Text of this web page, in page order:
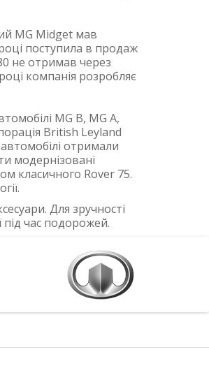
MG Midget мав
поступила в продаж
не отримав через
компанія розробляє
MG B, MG A,
British Leyland
отримали
модернізовані
класичного Rover 75.
Для зручності
під час подорожей.